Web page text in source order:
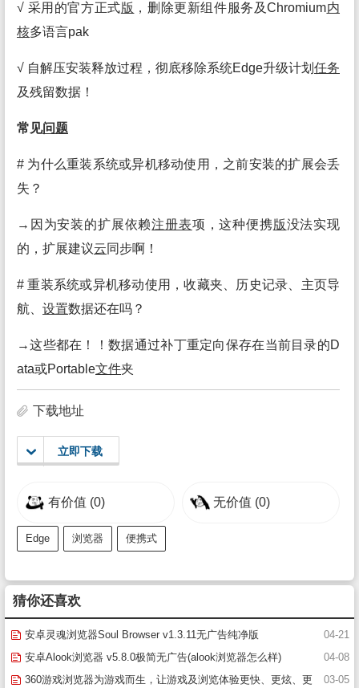
√ 采用的官方正式版 ，删除更新组件服务及Chromium内
核多语言pak
√ 自解压安装释放过程，彻底移除系统Edge升级计划 任务
及残留数据！
常见问题
# 为什么重装系统或异机移动使用，之前安装的扩展会丢
失？
→因为安装的扩展依赖注册表项，这种便携版没法实现
的，扩展建议云同步啊！
# 重装系统或异机移动使用，收藏夹、历史记录、主页导
航、 设置数据还在吗？
→这些都在！！数据通过补丁重定向保存在当前目录的D
ata或Portable文件夹
下载地址
立即下载
有价值 (0) 无价值 (0)
Edge 浏览器 便携式
猜你还喜欢
04-21
安卓灵魂浏览器Soul Browser v1.3.11无广告纯净版
04-08
安卓Alook浏览器 v5.8.0极简无广告(alook浏览器怎么样)
03-05
360游戏浏览器为游戏而生，让游戏及浏览体验更快、更炫、更